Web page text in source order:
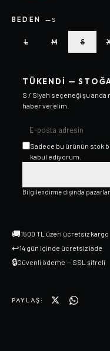
BEDEN —S
L M S
TÜKENDI —
S / Siyah seçeneği şu anda
haber verelim.
Sadece bu ürünün stok
kabul ediyorum.
Bilgilendirme dışında
🚚1500 TL üzeri ücretsiz kargo
↩14 gün içinde ücretsiz iade
🔒Güvenli ödeme — SSL şifreli
PAYLAŞ: